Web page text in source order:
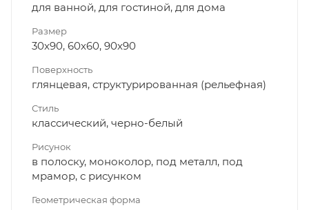
для ванной, для гостиной, для дома
Размер
30x90, 60x60, 90x90
Поверхность
глянцевая, структурированная (рельефная)
Стиль
классический, черно-белый
Рисунок
в полоску, моноколор, под металл, под
мрамор, с рисунком
Геометрическая форма